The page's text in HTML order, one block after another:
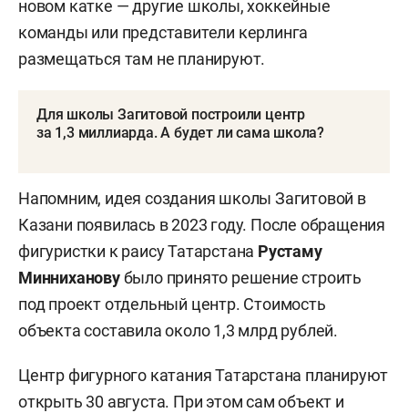
новом катке — другие школы, хоккейные
команды или представители керлинга
размещаться там не планируют.
Для школы Загитовой построили центр
за 1,3 миллиарда. А будет ли сама школа?
Напомним, идея создания школы Загитовой в
Казани появилась в 2023 году. После обращения
фигуристки к раису Татарстана Рустаму
Миннихановубыло принято решение строить
под проект отдельный центр. Стоимость
объекта составила около 1,3 млрд рублей.
Центр фигурного катания Татарстана планируют
открыть 30 августа. При этом сам объект и